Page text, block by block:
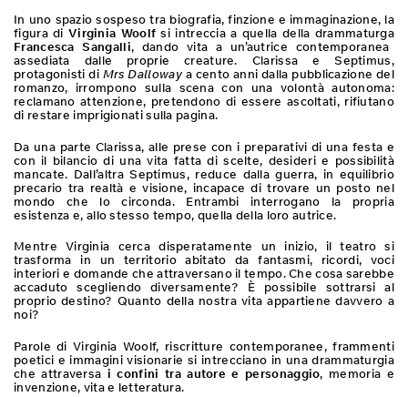
In uno spazio sospeso tra biografia, finzione e immaginazione, la
figura di Virginia Woolf si intreccia a quella della drammaturga
Francesca Sangalli, dando vita a un’autrice contemporanea
assediata dalle proprie creature. Clarissa e Septimus,
protagonisti di Mrs Dallowaya cento anni dalla pubblicazione del
romanzo, irrompono sulla scena con una volontà autonoma:
reclamano attenzione, pretendono di essere ascoltati, rifiutano
di restare imprigionati sulla pagina.
Da una parte Clarissa, alle prese con i preparativi di una festa e
con il bilancio di una vita fatta di scelte, desideri e possibilità
mancate. Dall’altra Septimus, reduce dalla guerra, in equilibrio
precario tra realtà e visione, incapace di trovare un posto nel
mondo che lo circonda. Entrambi interrogano la propria
esistenza e, allo stesso tempo, quella della loro autrice.
Mentre Virginia cerca disperatamente un inizio, il teatro si
trasforma in un territorio abitato da fantasmi, ricordi, voci
interiori e domande che attraversano il tempo. Che cosa sarebbe
accaduto scegliendo diversamente? È possibile sottrarsi al
proprio destino? Quanto della nostra vita appartiene davvero a
noi?
Parole di Virginia Woolf, riscritture contemporanee, frammenti
poetici e immagini visionarie si intrecciano in una drammaturgia
che attraversa i confini tra autore e personaggio, memoria e
invenzione, vita e letteratura.